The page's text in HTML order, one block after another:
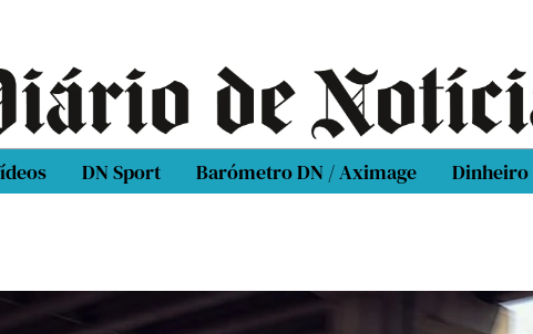
DN Sport Barómetro DN / Aximage Dinheiro